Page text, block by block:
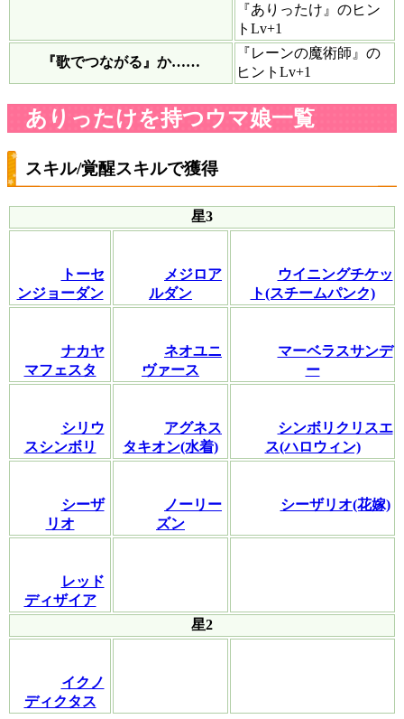
『ありったけ』のヒン
トLv+1
『歌でつながる』か……
『レーンの魔術師』の
ヒントLv+1
ありったけを持つウマ娘一覧
スキル/覚醒スキルで獲得
星3
トーセ
ンジョーダン
メジロア
ルダン
ウイニングチケッ
ト(スチームパンク)
ナカヤ
マフェスタ
ネオユニ
ヴァース
マーベラスサンデ
ー
シリウ
スシンボリ
アグネス
タキオン(水着)
シンボリクリスエ
ス(ハロウィン)
シーザ
リオ
ノーリー
ズン
シーザリオ(花嫁)
レッド
ディザイア
星2
イクノ
ディクタス